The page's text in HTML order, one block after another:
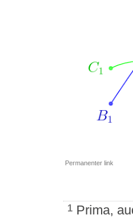
Permanenter link
1 Prima,